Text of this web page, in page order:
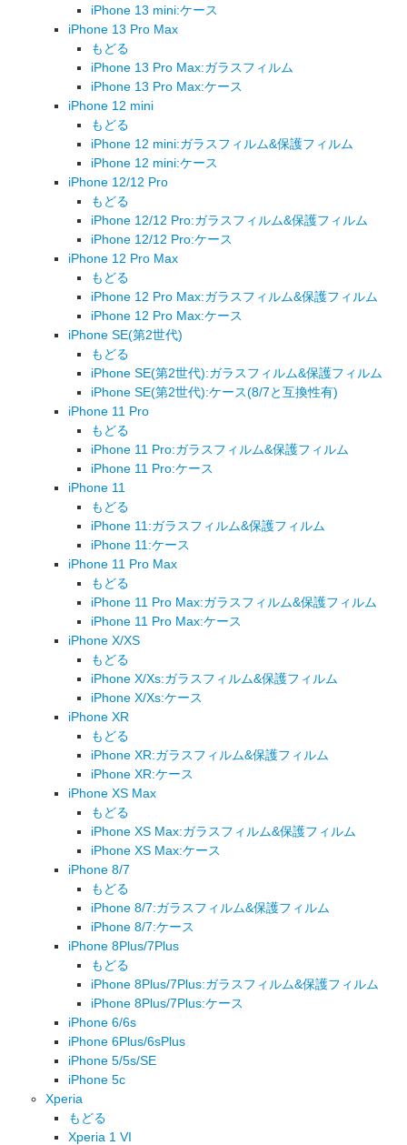
iPhone 13 mini:ケース
iPhone 13 Pro Max
もどる
iPhone 13 Pro Max:ガラスフィルム
iPhone 13 Pro Max:ケース
iPhone 12 mini
もどる
iPhone 12 mini:ガラスフィルム&保護フィルム
iPhone 12 mini:ケース
iPhone 12/12 Pro
もどる
iPhone 12/12 Pro:ガラスフィルム&保護フィルム
iPhone 12/12 Pro:ケース
iPhone 12 Pro Max
もどる
iPhone 12 Pro Max:ガラスフィルム&保護フィルム
iPhone 12 Pro Max:ケース
iPhone SE(第2世代)
もどる
iPhone SE(第2世代):ガラスフィルム&保護フィルム
iPhone SE(第2世代):ケース(8/7と互換性有)
iPhone 11 Pro
もどる
iPhone 11 Pro:ガラスフィルム&保護フィルム
iPhone 11 Pro:ケース
iPhone 11
もどる
iPhone 11:ガラスフィルム&保護フィルム
iPhone 11:ケース
iPhone 11 Pro Max
もどる
iPhone 11 Pro Max:ガラスフィルム&保護フィルム
iPhone 11 Pro Max:ケース
iPhone X/XS
もどる
iPhone X/Xs:ガラスフィルム&保護フィルム
iPhone X/Xs:ケース
iPhone XR
もどる
iPhone XR:ガラスフィルム&保護フィルム
iPhone XR:ケース
iPhone XS Max
もどる
iPhone XS Max:ガラスフィルム&保護フィルム
iPhone XS Max:ケース
iPhone 8/7
もどる
iPhone 8/7:ガラスフィルム&保護フィルム
iPhone 8/7:ケース
iPhone 8Plus/7Plus
もどる
iPhone 8Plus/7Plus:ガラスフィルム&保護フィルム
iPhone 8Plus/7Plus:ケース
iPhone 6/6s
iPhone 6Plus/6sPlus
iPhone 5/5s/SE
iPhone 5c
Xperia
もどる
Xperia 1 VI